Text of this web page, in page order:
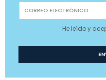
He leído y